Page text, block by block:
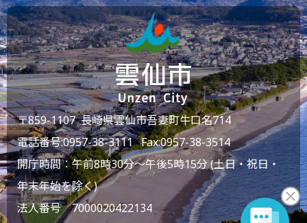
〒859-1107 長崎県雲仙市吾妻町牛口名714
電話番号:0957-38-3111Fax:0957-38-3514
開庁時間：午前8時30分～午後5時15分 (土日・祝日・
年末年始を除く)
法人番号 7000020422134